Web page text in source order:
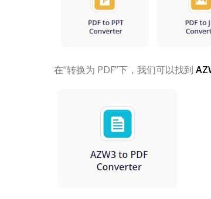
在“转换为 PDF”下，我们可以找到